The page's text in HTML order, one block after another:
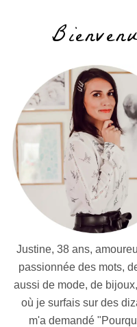
Justine, 38 ans,
passionnée des mots,
aussi de mode, de
où je surfais sur des
m'a demandé